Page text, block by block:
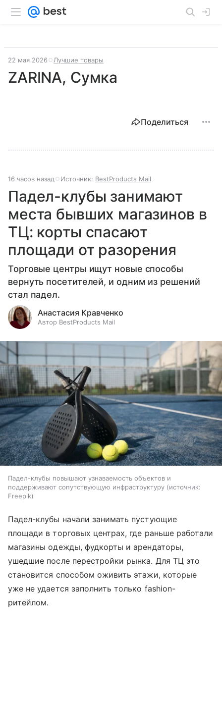
22 мая 2026 Лучшие товары
ZARINA, Сумка
Поделиться
16 часов назад Источник: BestProducts Mail
Падел-клубы занимают
места бывших магазинов в
ТЦ: корты спасают
площади от разорения
Торговые центры ищут новые способы
вернуть посетителей, и одним из решений
стал падел.
Анастасия Кравченко
Автор BestProducts Mail
Падел-клубы повышают узнаваемость объектов и
поддерживают сопутствующую инфраструктуру
источник:
Freepik
Падел-клубы начали занимать пустующие
площади в торговых центрах, где раньше работали
магазины одежды, фудкорты и арендаторы,
ушедшие после перестройки рынка. Для ТЦ это
становится способом оживить этажи, которые
уже не удается заполнить только fashion-
ритейлом.